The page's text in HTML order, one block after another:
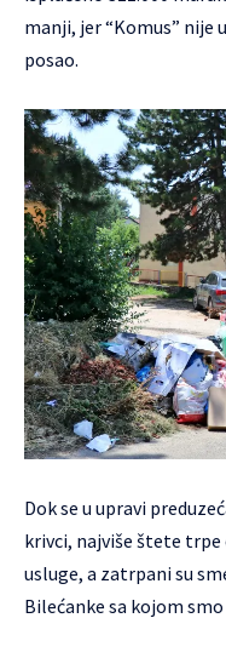
manji, jer “Komus”
posao.
Dok se u upravi
krivci, najviše štete
usluge, a zatrpani su
Bilećanke sa kojom